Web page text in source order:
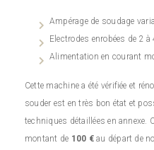
Ampérage de soudage
Electrodes enrobées de 2
Alimentation en courant
Cette machine a été vérifiée et
souder est en très bon état et
techniques détaillées en annexe.
montant de 100 €au départ de